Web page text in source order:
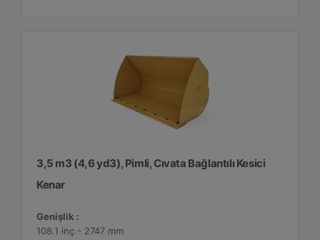
3,5 m3 (4,6 yd3), Pimli, Cıvata Bağlantılı Kesici
Kenar
Genişlik :
108.1 inç - 2747 mm